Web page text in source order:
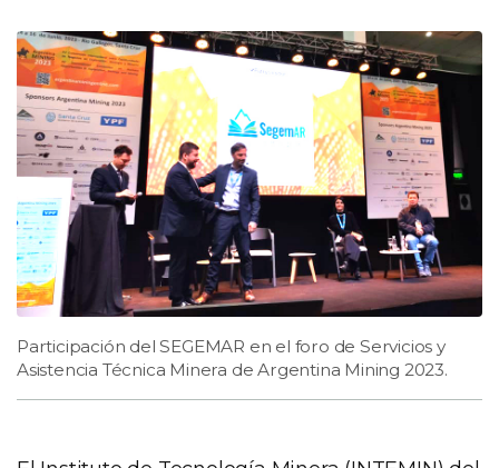
Participación del SEGEMAR en el foro de Servicios y
Asistencia Técnica Minera de Argentina Mining 2023.